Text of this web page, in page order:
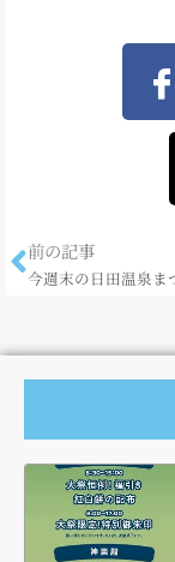
前の記事
今週末の日田温泉ま